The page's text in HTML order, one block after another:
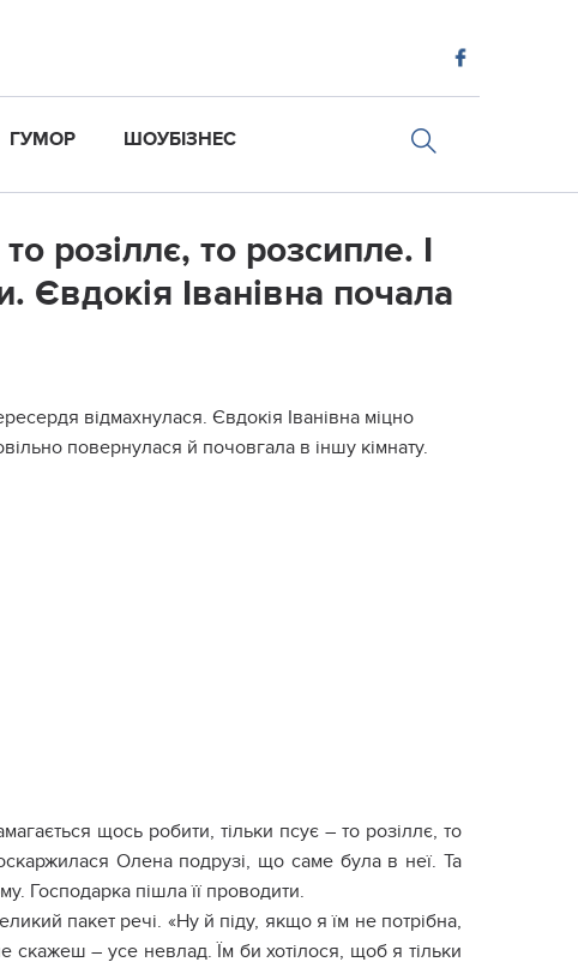
ГУМОР ШОУБІЗНЕС
розіллє, то розсипле. І
Євдокія Іванівна почала
відмахнулася. Євдокія Іванівна міцно
повернулася й почовгала в іншу кімнату.
щось робити, тільки псує – то розіллє, то
Олена подрузі, що саме була в неї. Та
Господарка пішла її проводити.
пакет речі. «Ну й піду, якщо я їм не потрібна,
скажеш – усе невлад. Їм би хотілося, щоб я тільки